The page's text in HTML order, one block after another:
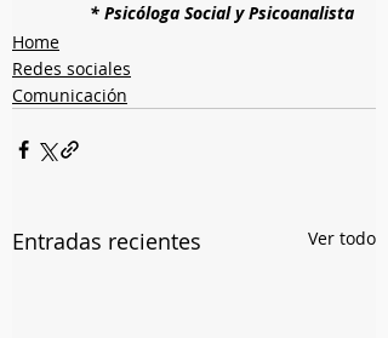
* Psicóloga Social y Psicoanalista
Home
Redes sociales
Comunicación
Entradas recientes Ver todo